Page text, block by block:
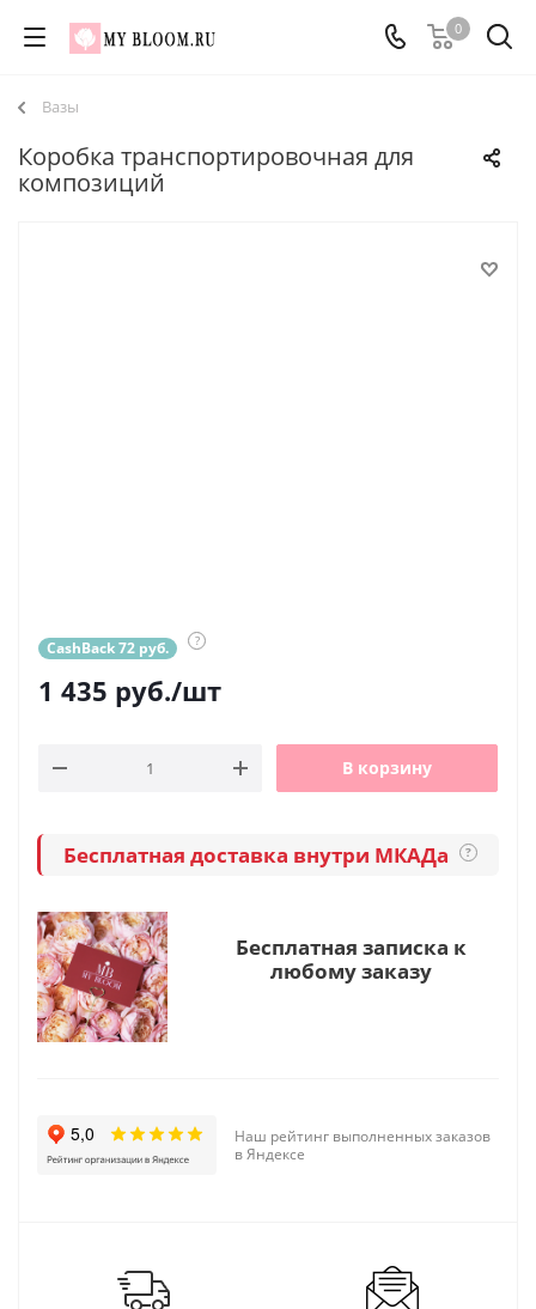
0
Вазы
Коробка транспортировочная для
композиций
CashBack 72 руб. ?
1 435 руб./шт
В корзину
Бесплатная доставка внутри МКАДа ?
Бесплатная записка к
любому заказу
Наш рейтинг выполненных заказов
в Яндексе